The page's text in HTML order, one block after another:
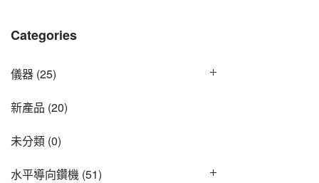
Categories
儀器 (25)
新產品 (20)
未分類 (0)
水平導向鑽機 (51)